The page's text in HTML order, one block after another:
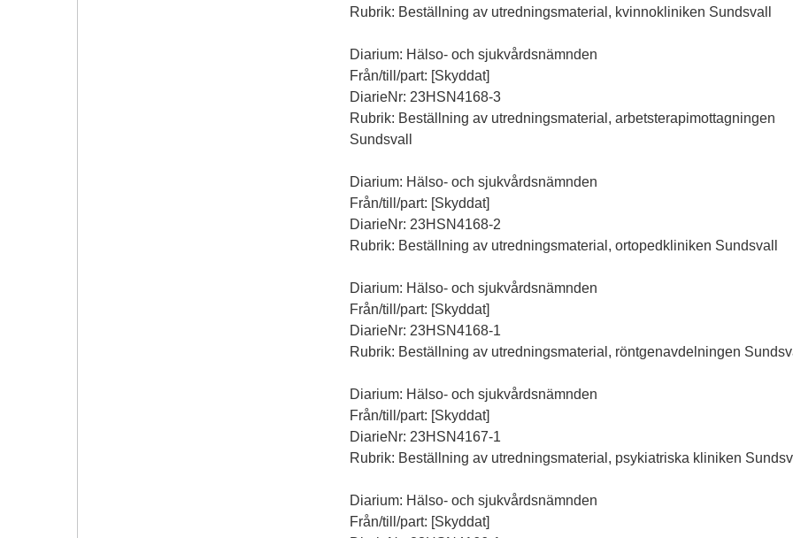
Rubrik: Beställning av utredningsmaterial, kvinnokliniken Sundsvall
Diarium: Hälso- och sjukvårdsnämnden
Från/till/part: [Skyddat]
DiarieNr: 23HSN4168-3
Rubrik: Beställning av utredningsmaterial, arbetsterapimottagningen
Sundsvall
Diarium: Hälso- och sjukvårdsnämnden
Från/till/part: [Skyddat]
DiarieNr: 23HSN4168-2
Rubrik: Beställning av utredningsmaterial, ortopedkliniken Sundsvall
Diarium: Hälso- och sjukvårdsnämnden
Från/till/part: [Skyddat]
DiarieNr: 23HSN4168-1
Rubrik: Beställning av utredningsmaterial, röntgenavdelningen
Diarium: Hälso- och sjukvårdsnämnden
Från/till/part: [Skyddat]
DiarieNr: 23HSN4167-1
Rubrik: Beställning av utredningsmaterial, psykiatriska kliniken
Diarium: Hälso- och sjukvårdsnämnden
Från/till/part: [Skyddat]